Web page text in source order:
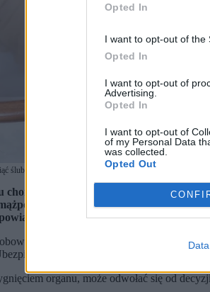
Opted In
I want to opt-out of the
Opted In
I want to opt-out of
Advertising.
Opted In
I want to opt-out of
of my Personal Data
was collected.
Opted Out
ślub, przy czym nie powinien on być związany z
chorobowego ciężarnej, która w trakcie
nie jest podstawą do odebrania
z intensywnie spędzonym
są dość proste: jeśli ubezpieczony
Społecznych może odmówić
organu, może odwołać się od